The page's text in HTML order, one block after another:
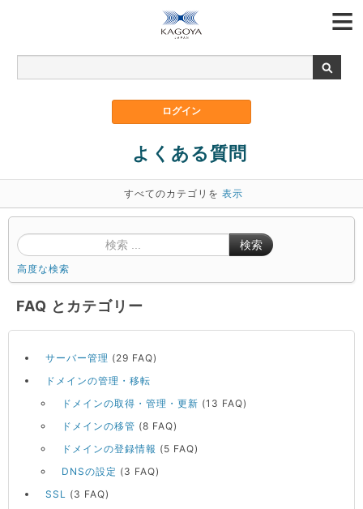
よくある質問
すべてのカテゴリを 表示
検索
高度な検索
FAQ とカテゴリー
サーバー管理 (29 FAQ)
ドメインの管理・移転
ドメインの取得・管理・更新 (13 FAQ)
ドメインの移管 (8 FAQ)
ドメインの登録情報 (5 FAQ)
DNSの設定 (3 FAQ)
SSL
(3 FAQ)